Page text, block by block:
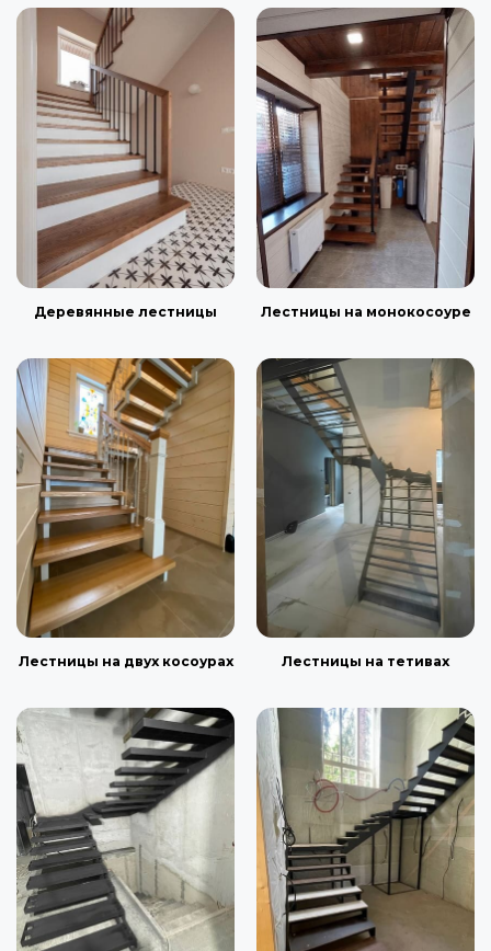
Деревянные лестницы Лестницы на монокосоуре
Лестницы на двух косоурах Лестницы на тетивах